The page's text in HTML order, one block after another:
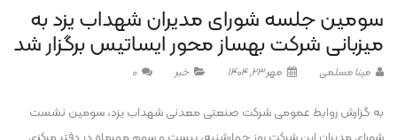
سومین جلسه شورای مدیران شهداب یزد به
میزبانی شرکت بهساز محور ایساتیس برگزار شد
مینا مسلمی مهر 23, 1404 خبر 0
به گزارش روابط عمومی شرکت صنعتی معدنی شهداب یزد، سومین نشست